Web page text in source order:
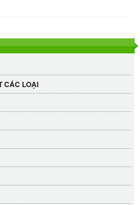
CÁC LOẠI